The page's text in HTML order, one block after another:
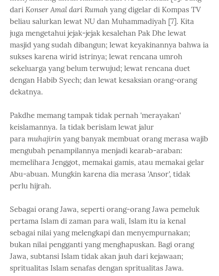
dari Konser Amal dari Rumah yang digelar di Kompas TV
beliau salurkan lewat NU dan Muhammadiyah [7]. Kita
juga mengetahui jejak-jejak kesalehan Pak Dhe lewat
masjid yang sudah dibangun; lewat keyakinannya bahwa ia
sukses karena wirid istrinya; lewat rencana umroh
sekeluarga yang belum terwujud; lewat rencana duet
dengan Habib Syech; dan lewat kesaksian orang-orang
dekatnya.
Pakdhe memang tampak tidak pernah 'merayakan'
keislamannya. Ia tidak berislam lewat jalur
para muhajirin yang banyak membuat orang merasa wajib
mengubah penampilannya menjadi kearab-araban:
memelihara Jenggot, memakai gamis, atau memakai gelar
Abu-abuan. Mungkin karena dia merasa 'Ansor', tidak
perlu hijrah.
Sebagai orang Jawa, seperti orang-orang Jawa pemeluk
pertama Islam di zaman para wali, Islam itu ia kenal
sebagai nilai yang melengkapi dan menyempurnakan;
bukan nilai pengganti yang menghapuskan. Bagi orang
Jawa, subtansi Islam tidak akan jauh dari kejawaan;
spritualitas Islam senafas dengan spritualitas Jawa.